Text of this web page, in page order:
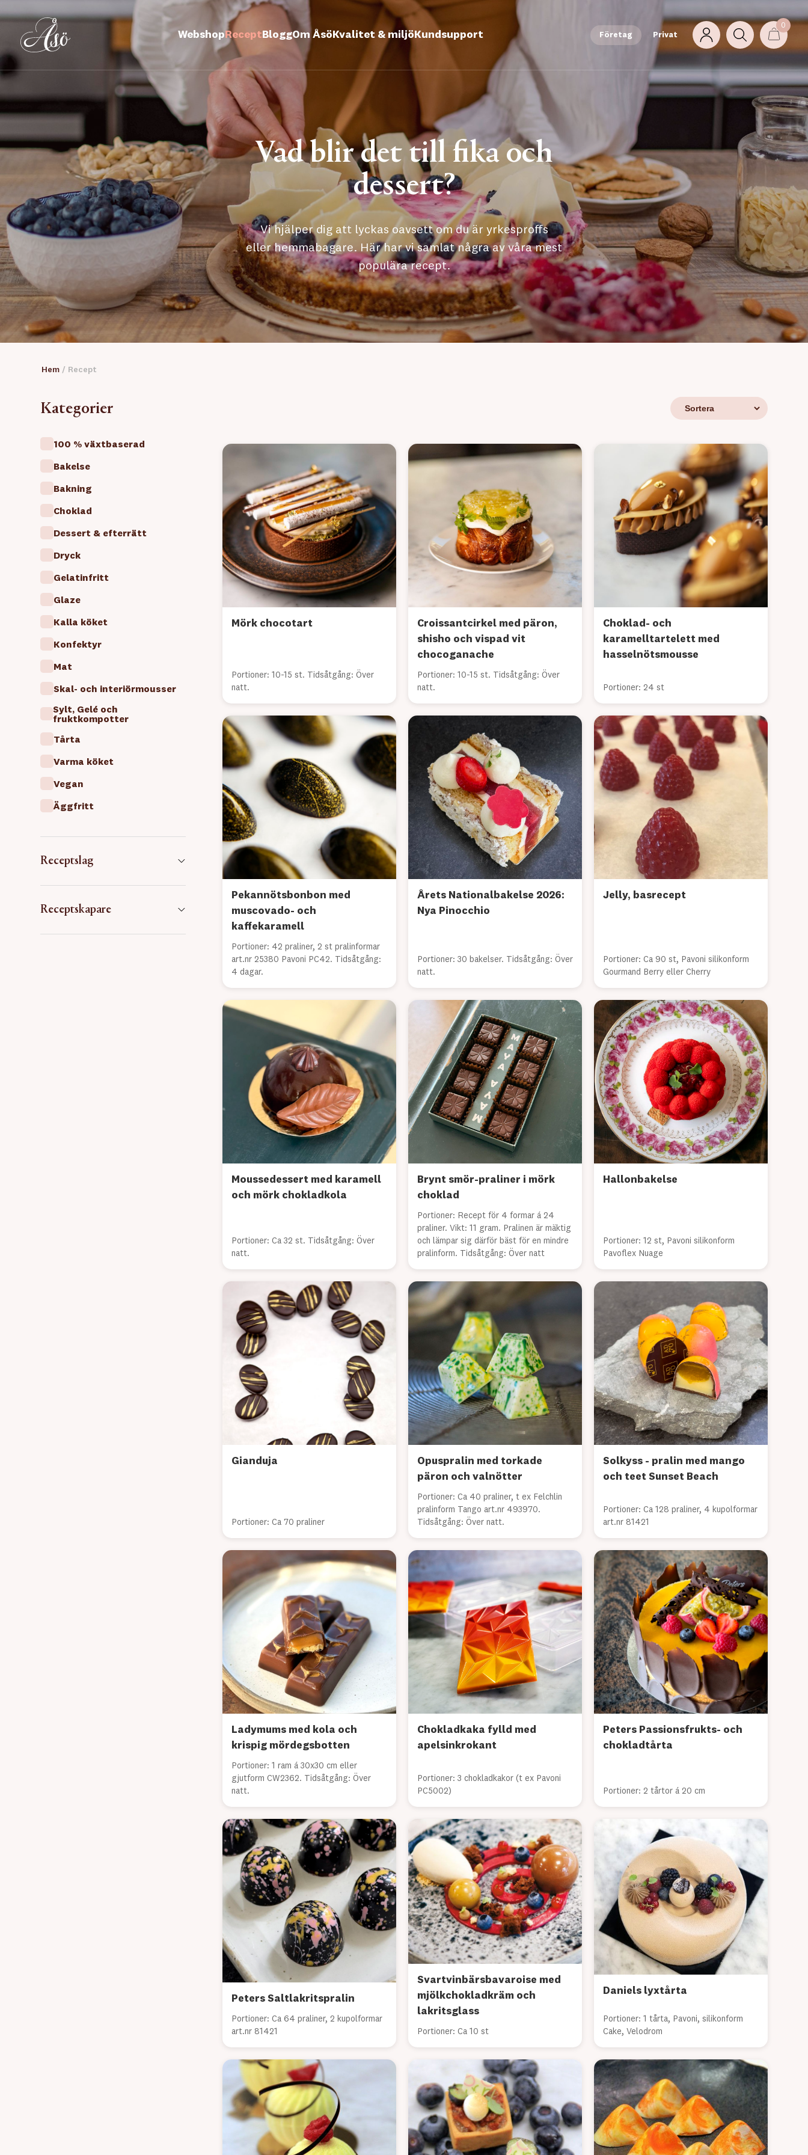
Webshop Recept BloggOm Åsö Kvalitet & miljö Kundsupport Företag Privat
0
Vad blir det till fika och
dessert?
Vi hjälper dig att lyckas oavsett om du är yrkesproffs
eller hemmabagare. Här har vi samlat några av våra mest
populära recept.
Hem / Recept
Kategorier
100 % växtbaserad
Bakelse
Bakning
Choklad
Dessert & efterrätt
Dryck
Gelatinfritt
Glaze
Kalla köket
Konfektyr
Mat
Skal- och interiörmousser
Sylt, Gelé och
fruktkompotter
Tårta
Varma köket
Vegan
Äggfritt
Receptslag
Receptskapare
Mörk chocotart
Portioner: 10-15 st. Tidsåtgång: Över
natt.
Croissantcirkel med päron,
shisho och vispad vit
chocoganache
Portioner: 10-15 st. Tidsåtgång: Över
natt.
Choklad- och
karamelltartelett med
hasselnötsmousse
Portioner: 24 st
Pekannötsbonbon med
muscovado- och
kaffekaramell
Portioner: 42 praliner, 2 st pralinformar
art.nr 25380 Pavoni PC42. Tidsåtgång:
4 dagar.
Årets Nationalbakelse 2026:
Nya Pinocchio
Portioner: 30 bakelser. Tidsåtgång: Över
natt.
Jelly, basrecept
Portioner: Ca 90 st, Pavoni silikonform
Gourmand Berry eller Cherry
Moussedessert med karamell
och mörk chokladkola
Portioner: Ca 32 st. Tidsåtgång: Över
natt.
Brynt smör-praliner i mörk
choklad
Portioner: Recept för 4 formar á 24
praliner. Vikt: 11 gram. Pralinen är mäktig
och lämpar sig därför bäst för en mindre
pralinform. Tidsåtgång: Över natt
Hallonbakelse
Portioner: 12 st, Pavoni silikonform
Pavoflex Nuage
Gianduja
Portioner: Ca 70 praliner
Opuspralin med torkade
päron och valnötter
Portioner: Ca 40 praliner, t ex Felchlin
pralinform Tango art.nr 493970.
Tidsåtgång: Över natt.
Solkyss - pralin med mango
och teet Sunset Beach
Portioner: Ca 128 praliner, 4 kupolformar
art.nr 81421
Ladymums med kola och
krispig mördegsbotten
Portioner: 1 ram á 30x30 cm eller
gjutform CW2362. Tidsåtgång: Över
natt.
Chokladkaka fylld med
apelsinkrokant
Portioner: 3 chokladkakor (t ex Pavoni
PC5002)
Peters Passionsfrukts- och
chokladtårta
Portioner: 2 tårtor á 20 cm
Peters Saltlakritspralin
Portioner: Ca 64 praliner, 2 kupolformar
art.nr 81421
Svartvinbärsbavaroise med
mjölkchokladkräm och
lakritsglass
Portioner: Ca 10 st
Daniels lyxtårta
Portioner: 1 tårta, Pavoni, silikonform
Cake, Velodrom